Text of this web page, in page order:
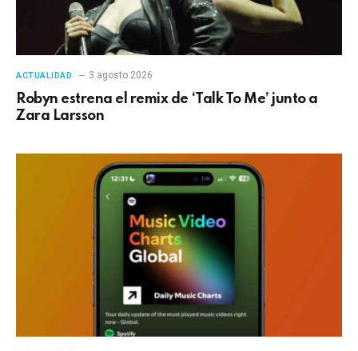
ACTUALIDAD 3 agosto 2026
Robyn estrena el remix de ‘Talk To Me’ junto a
Zara Larsson